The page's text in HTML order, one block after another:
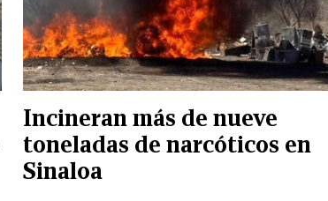
Incineran más de nueve
toneladas de narcóticos en
Sinaloa